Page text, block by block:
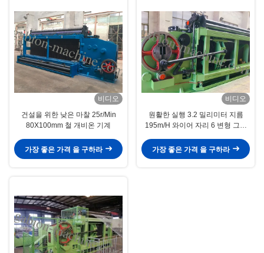
비디오
건설을 위한 낮은 마찰 25r/Min
80X100mm 철 개비온 기계
가장 좋은 가격 을 구하라
비디오
원활한 실행 3.2 밀리미터 지름
195m/H 와이어 자리 6 변형 그물
가장 좋은 가격 을 구하라